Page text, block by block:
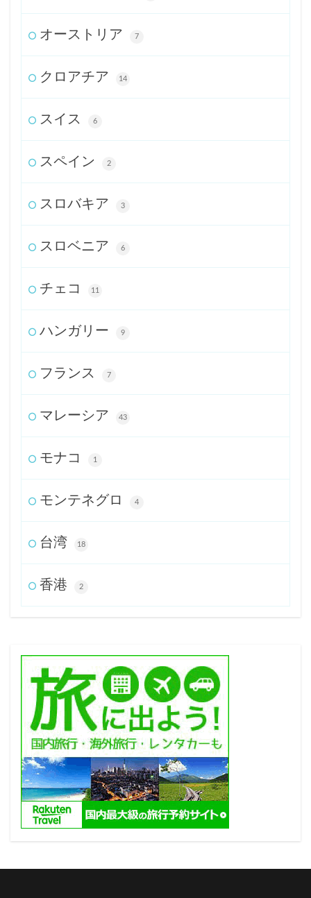
オーストリア 7
クロアチア 14
スイス 6
スペイン 2
スロバキア 3
スロベニア 6
チェコ 11
ハンガリー 9
フランス 7
マレーシア 43
モナコ 1
モンテネグロ 4
台湾 18
香港 2